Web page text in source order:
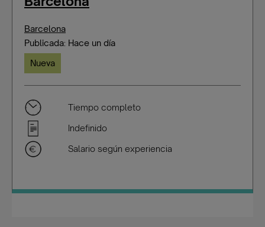
Barcelona
Publicada: Hace un día
Nueva
Tiempo completo
Indefinido
Salario según experiencia